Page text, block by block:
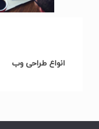
انواع طراحی وب